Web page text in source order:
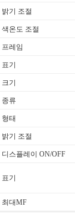
밝기 조절
색온도 조절
프레임
표기
크기
종류
형태
밝기 조절
디스플레이 ON/OFF
표기
최대MF